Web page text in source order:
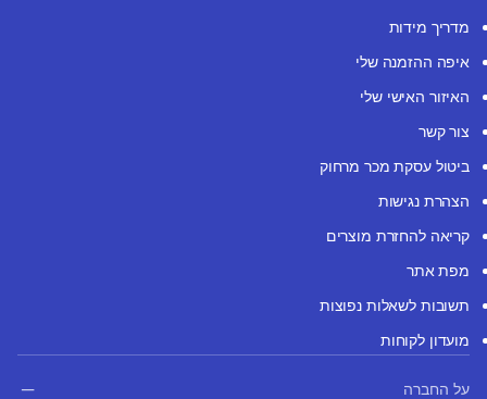
מדריך מידות
איפה ההזמנה שלי
האיזור האישי שלי
צור קשר
ביטול עסקת מכר מרחוק
הצהרת נגישות
קריאה להחזרת מוצרים
מפת אתר
תשובות לשאלות נפוצות
מועדון לקוחות
על החברה